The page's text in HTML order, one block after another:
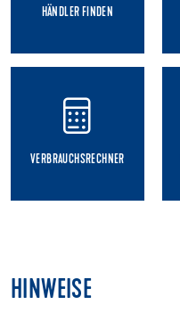
HÄNDLER FINDEN
VERBRAUCHSRECHNER
HINWEISE